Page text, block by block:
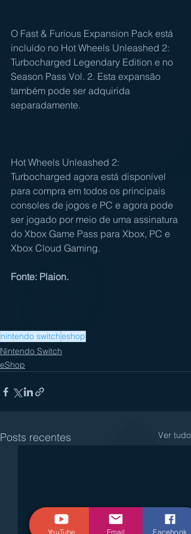
O Fast & Furious Expansion Pack está
incluído no Hot Wheels Unleashed 2:
Turbocharged Legendary Edition e no
Season Pass Vol. 2. Esta expansão
também pode ser adquirida
separadamente.
Hot Wheels Unleashed 2:
Turbocharged agora está disponível
para compra em todos os principais
consoles de jogos e PC e agora pode
ser jogado por meio de uma assinatura
do Xbox Game Pass para Xbox, PC e
Xbox Cloud Gaming.
Fonte: Plaion.
nintendo switcheshop
Nintendo Switch
eShop
Posts recentes Ver tudo
YouTube Email Facebook